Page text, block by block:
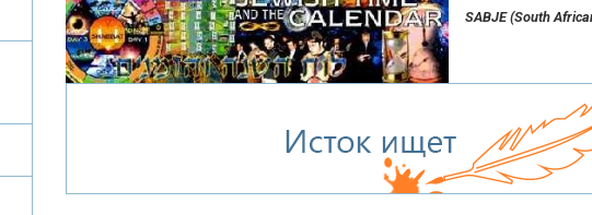
SABJE (South